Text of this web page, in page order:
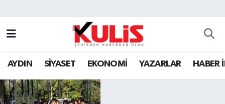
AYDIN SİYASET EKONOMİ YAZARLAR HABER